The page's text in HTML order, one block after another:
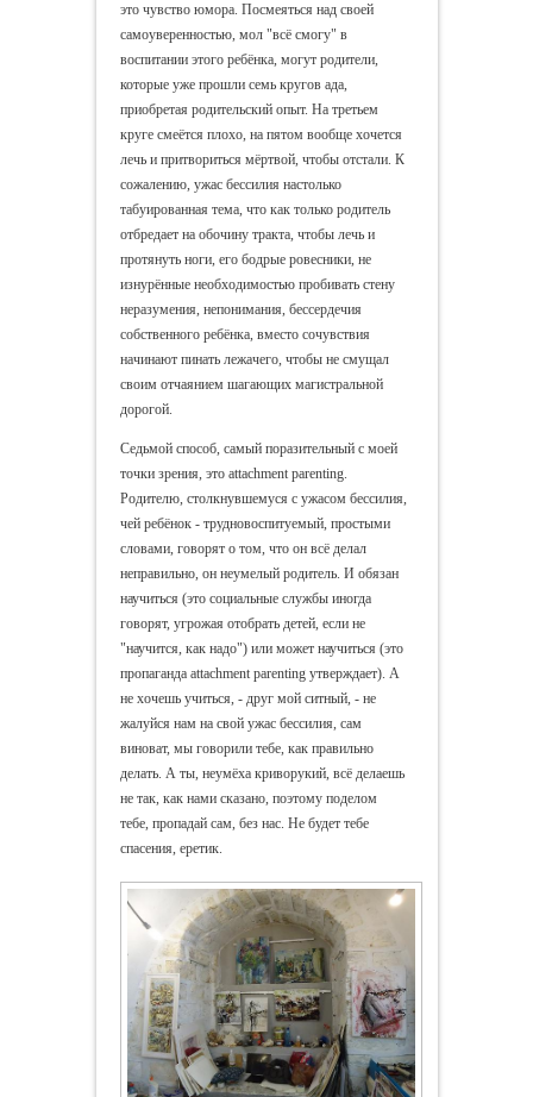
это чувство юмора. Посмеяться над своей
самоуверенностью, мол "всё смогу" в
воспитании этого ребёнка, могут родители,
которые уже прошли семь кругов ада,
приобретая родительский опыт. На третьем
круге смеётся плохо, на пятом вообще хочется
лечь и притвориться мёртвой, чтобы отстали. К
сожалению, ужас бессилия настолько
табуированная тема, что как только родитель
отбредает на обочину тракта, чтобы лечь и
протянуть ноги, его бодрые ровесники, не
изнурённые необходимостью пробивать стену
неразумения, непонимания, бессердечия
собственного ребёнка, вместо сочувствия
начинают пинать лежачего, чтобы не смущал
своим отчаянием шагающих магистральной
дорогой.
Седьмой способ, самый поразительный с моей
точки зрения, это attachment parenting.
Родителю, столкнувшемуся с ужасом бессилия,
чей ребёнок - трудновоспитуемый, простыми
словами, говорят о том, что он всё делал
неправильно, он неумелый родитель. И обязан
научиться (это социальные службы иногда
говорят, угрожая отобрать детей, если не
"научится, как надо") или может научиться (это
пропаганда attachment parenting утверждает). А
не хочешь учиться, - друг мой ситный, - не
жалуйся нам на свой ужас бессилия, сам
виноват, мы говорили тебе, как правильно
делать. А ты, неумёха криворукий, всё делаешь
не так, как нами сказано, поэтому поделом
тебе, пропадай сам, без нас. Не будет тебе
спасения, еретик.